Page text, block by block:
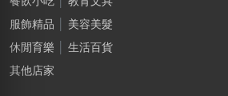
桃園市｜預算 10萬~30萬元
謝X聿
高雄市｜預算 30萬~50萬元
服飾精品
美容美髮
休閒育樂
生活百貨
其他店家